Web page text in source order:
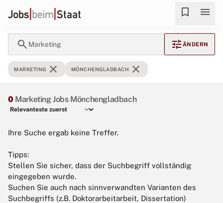
bookmark menu
search Marketing tune ÄNDERN
MARKETING close MÖNCHENGLADBACH close
0 Marketing Jobs Mönchengladbach
Ihre Suche ergab keine Treffer.
Tipps:
Stellen Sie sicher, dass der Suchbegriff vollständig
eingegeben wurde.
Suchen Sie auch nach sinnverwandten Varianten des
Suchbegriffs (z.B. Doktorarbeitarbeit, Dissertation)